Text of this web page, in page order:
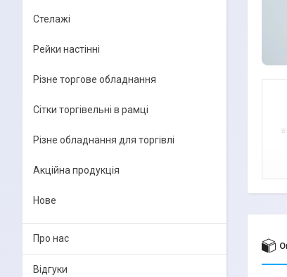
Стелажі
Рейки настінні
Різне торгове обладнання
Сітки торгівельні в рамці
Різне обладнання для торгівлі
Акційна продукція
Нове
Про нас
Відгуки